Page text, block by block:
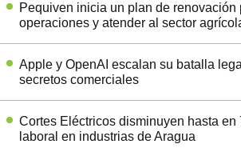
Pequiven inicia un plan de renovación
operaciones y atender al sector
Apple y OpenAI escalan su batalla
secretos comerciales
Cortes Eléctricos disminuyen hasta en
laboral en industrias de Aragua